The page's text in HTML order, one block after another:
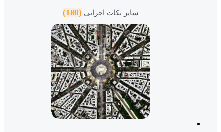
سایر نکات اجرایی (180)